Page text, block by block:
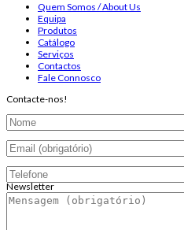
Quem Somos / About Us
Equipa
Produtos
Catálogo
Serviços
Contactos
Fale Connosco
Contacte-nos!
Newsletter
Endereço de email: